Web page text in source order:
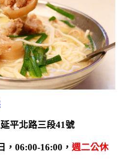
平北路三段41號
06:00-16:00， 週二公休